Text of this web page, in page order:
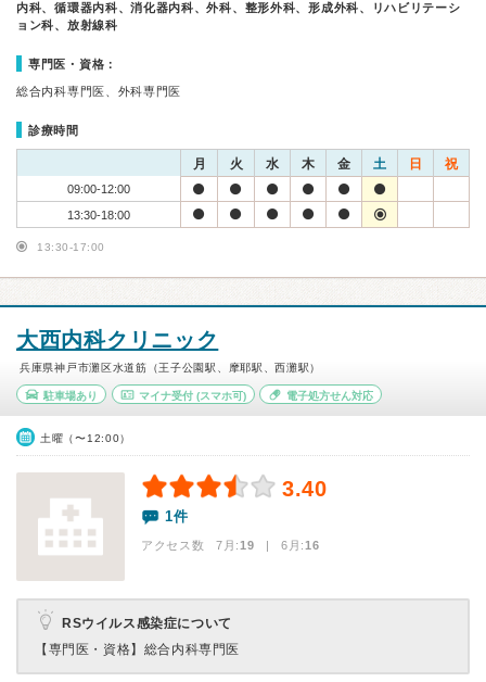
内科、循環器内科、消化器内科、外科、整形外科、形成外科、リハビリテーシ
ョン科、放射線科
専門医・資格：
総合内科専門医、外科専門医
診療時間
月 火 水 木 金 土 日 祝
09:00-12:00
13:30-18:00
13:30-17:00
大西内科クリニック
兵庫県神戸市灘区水道筋（王子公園駅、摩耶駅、西灘駅）
駐車場あり マイナ受付(スマホ可) 電子処方せん対応
土曜（〜12:00）
3.40
1件
アクセス数 7月:19 | 6月:16
RSウイルス感染症について
【専門医・資格】 総合内科専門医